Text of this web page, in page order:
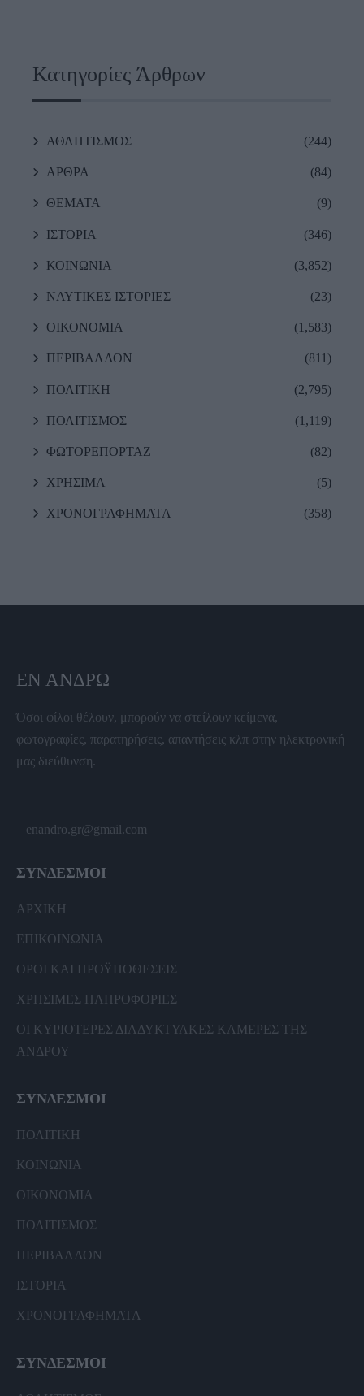
Κατηγορίες Άρθρων
ΑΘΛΗΤΙΣΜΟΣ (244)
ΑΡΘΡΑ (84)
ΘΕΜΑΤΑ (9)
ΙΣΤΟΡΙΑ (346)
ΚΟΙΝΩΝΙΑ (3,852)
ΝΑΥΤΙΚΕΣ ΙΣΤΟΡΙΕΣ (23)
ΟΙΚΟΝΟΜΙΑ (1,583)
ΠΕΡΙΒΑΛΛΟΝ (811)
ΠΟΛΙΤΙΚΗ (2,795)
ΠΟΛΙΤΙΣΜΟΣ (1,119)
ΦΩΤΟΡΕΠΟΡΤΑΖ (82)
ΧΡΗΣΙΜΑ (5)
ΧΡΟΝΟΓΡΑΦΗΜΑΤΑ (358)
ΕΝ ΆΝΔΡΩ
Όσοι φίλοι θέλουν, μπορούν να στείλουν κείμενα,
φωτογραφίες, παρατηρήσεις, απαντήσεις κλπ στην ηλεκτρονική
μας διεύθυνση.
enandro.gr@gmail.com
ΣΥΝΔΕΣΜΟΙ
ΑΡΧΙΚΗ
ΕΠΙΚΟΙΝΩΝΙΑ
ΟΡΟΙ ΚΑΙ ΠΡΟΫΠΟΘΕΣΕΙΣ
ΧΡΗΣΙΜΕΣ ΠΛΗΡΟΦΟΡΙΕΣ
ΟΙ ΚΥΡΙΟΤΕΡΕΣ ΔΙΑΔΥΚΤΥΑΚΕΣ ΚΑΜΕΡΕΣ ΤΗΣ
ΑΝΔΡΟΥ
ΣΥΝΔΕΣΜΟΙ
ΠΟΛΙΤΙΚΗ
ΚΟΙΝΩΝΙΑ
ΟΙΚΟΝΟΜΙΑ
ΠΟΛΙΤΙΣΜΟΣ
ΠΕΡΙΒΑΛΛΟΝ
ΙΣΤΟΡΙΑ
ΧΡΟΝΟΓΡΑΦΗΜΑΤΑ
ΣΥΝΔΕΣΜΟΙ